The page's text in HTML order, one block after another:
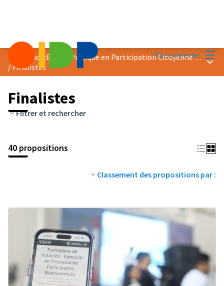
Se connecter
Prix &quot;Bonne Pratique en Participation Citoyenne&quot; 2024
/Finalistes
Finalistes
Filtrer et rechercher
40 propositions
Classement des propositions par :